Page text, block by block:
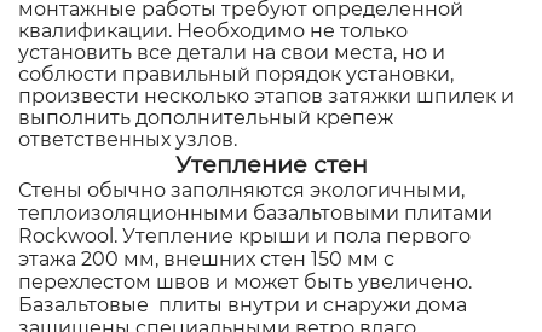
монтажные работы требуют определенной
квалификации. Необходимо не только
установить все детали на свои места, но и
соблюсти правильный порядок установки,
произвести несколько этапов затяжки шпилек и
выполнить дополнительный крепеж
ответственных узлов.
Утепление стен
Стены обычно заполняются экологичными,
теплоизоляционными базальтовыми плитами
Rockwool. Утепление крыши и пола первого
этажа 200 мм, внешних стен 150 мм с
перехлестом швов и может быть увеличено.
Базальтовые плиты внутри и снаружи дома